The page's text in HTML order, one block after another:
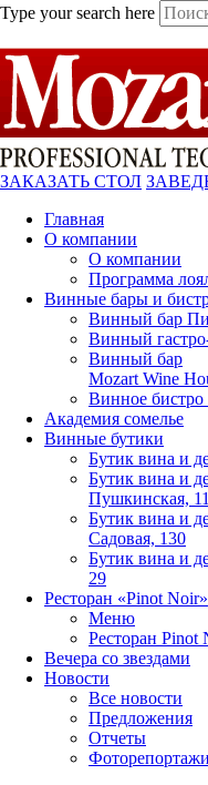
Type your search here
ЗАКАЗАТЬ СТОЛ
Главная
О компании
О компании
Программа
Винные бары и
Винный бар
Винный
Винный бар
Mozart Wine
Винное
Академия сомелье
Винные бутики
Бутик вина и
Бутик вина и
Пушкинская,
Бутик вина и
Садовая, 130
Бутик вина и
29
Ресторан «Pinot Noir»
Меню
Ресторан Pinot
Вечера со звездами
Новости
Все новости
Предложения
Отчеты
Фоторепортажи